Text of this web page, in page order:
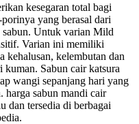
kesegaran total bagi
yang berasal dari
sabun. Untuk varian Mild
Varian ini memiliki
kehalusan, kelembutan dan
kuman. Sabun cair katsura
wangi sepanjang hari yang
harga sabun mandi cair
dan tersedia di berbagai